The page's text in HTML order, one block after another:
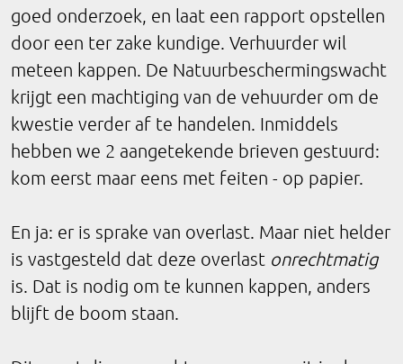
goed onderzoek, en laat een rapport opstellen
door een ter zake kundige. Verhuurder wil
meteen kappen. De Natuurbeschermingswacht
krijgt een machtiging van de vehuurder om de
kwestie verder af te handelen. Inmiddels
hebben we 2 aangetekende brieven gestuurd:
kom eerst maar eens met feiten - op papier.
En ja: er is sprake van overlast. Maar niet helder
is vastgesteld dat deze overlast onrechtmatig
is. Dat is nodig om te kunnen kappen, anders
blijft de boom staan.